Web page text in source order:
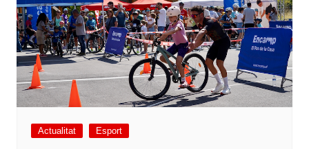
Actualitat Esport